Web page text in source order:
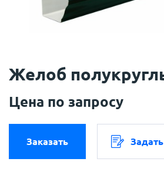
Желоб
Цена по запросу
Заказать